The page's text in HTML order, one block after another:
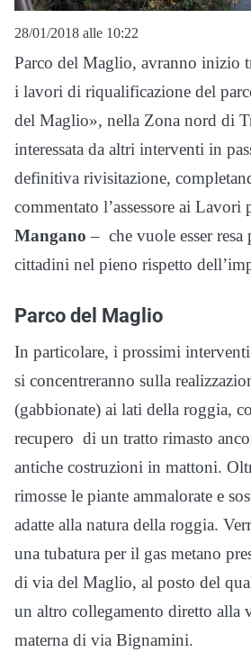
28/01/2018 alle 10:22
Parco del Maglio, avranno inizio
i lavori di riqualificazione del
del Maglio», nella Zona nord di
interessata da altri interventi in
definitiva rivisitazione,
commentato l’assessore ai Lavori
Mangano – che vuole esser
cittadini nel pieno rispetto
Parco del Maglio
In particolare, i prossimi
si concentreranno sulla
(gabbionate) ai lati della roggia,
recupero di un tratto rimasto
antiche costruzioni in mattoni.
rimosse le piante ammalorate e
adatte alla natura della roggia.
una tubatura per il gas metano
di via del Maglio, al posto del
un altro collegamento diretto alla
materna di via Bignamini.